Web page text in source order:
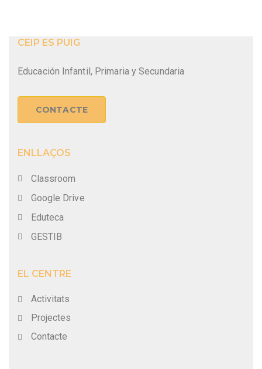
CEIP ES PUIG
Educación Infantil, Primaria y Secundaria
CONTACTE
ENLLAÇOS
Classroom
Google Drive
Eduteca
GESTIB
EL CENTRE
Activitats
Projectes
Contacte